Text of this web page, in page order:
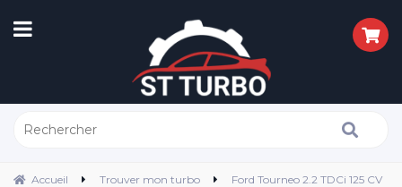
Accueil Trouver mon turbo Ford Tourneo 2.2 TDCi 125 CV